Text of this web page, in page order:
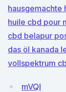
hausgemachte
huile cbd pour
cbd belapur
das öl kanada
vollspektrum
mVQl